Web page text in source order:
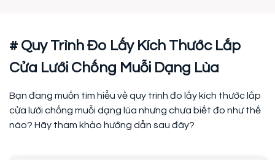
# Quy Trình Đo Lấy Kích Thước Lắp
Cửa Lưới Chống Muỗi Dạng Lùa
Bạn đang muốn tìm hiểu về quy trình đo lấy kích thước lắp
cửa lưới chống muỗi dạng lùa nhưng chưa biết đo như thế
nào? Hãy tham khảo hướng dẫn sau đây?